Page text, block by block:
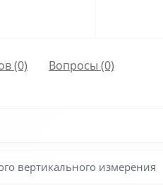
(0) Вопросы (0)
вертикального измерения